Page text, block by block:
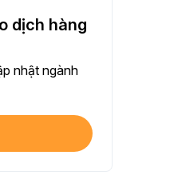
dịch hàng
nhật ngành